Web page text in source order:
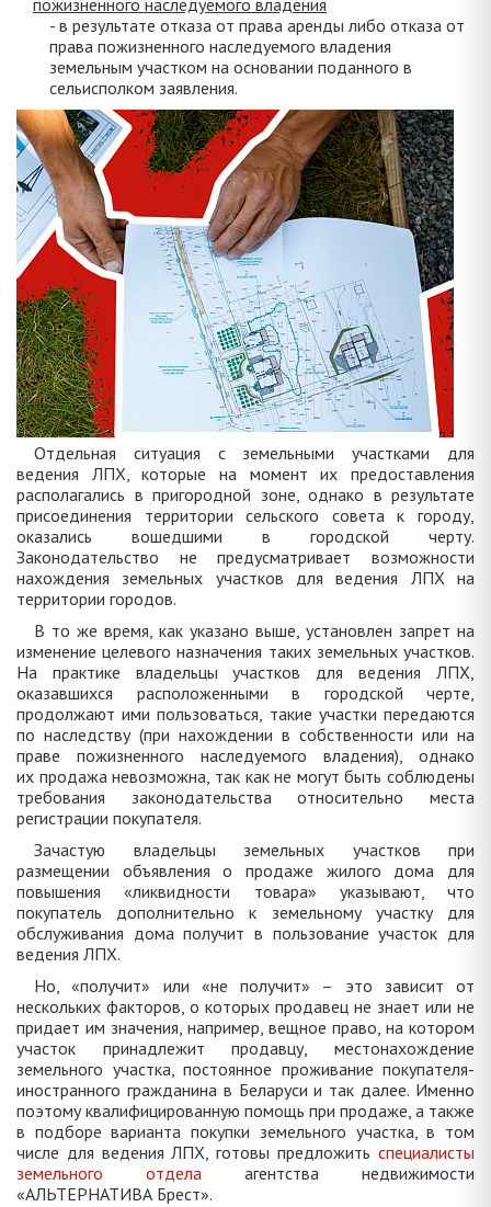
пожизненного наследуемого владения
- в результате отказа от права аренды либо отказа от
права пожизненного наследуемого владения
земельным участком на основании поданного в
сельисполком заявления.
Отдельная ситуация с земельными участками для
ведения ЛПХ, которые на момент их предоставления
располагались в пригородной зоне, однако в результате
присоединения территории сельского совета к городу,
оказались вошедшими в городской черту.
Законодательство не предусматривает возможности
нахождения земельных участков для ведения ЛПХ на
территории городов.
В то же время, как указано выше, установлен запрет на
изменение целевого назначения таких земельных участков.
На практике владельцы участков для ведения ЛПХ,
оказавшихся расположенными в городской черте,
продолжают ими пользоваться, такие участки передаются
по наследству (при нахождении в собственности или на
праве пожизненного наследуемого владения), однако
их продажа невозможна, так как не могут быть соблюдены
требования законодательства относительно места
регистрации покупателя.
Зачастую владельцы земельных участков при
размещении объявления о продаже жилого дома для
повышения «ликвидности товара» указывают, что
покупатель дополнительно к земельному участку для
обслуживания дома получит в пользование участок для
ведения ЛПХ.
Но, «получит» или «не получит» – это зависит от
нескольких факторов, о которых продавец не знает или не
придает им значения, например, вещное право, на котором
участок принадлежит продавцу, местонахождение
земельного участка, постоянное проживание покупателя-
иностранного гражданина в Беларуси и так далее. Именно
поэтому квалифицированную помощь при продаже, а также
в подборе варианта покупки земельного участка, в том
числе для ведения ЛПХ, готовы предложить специалисты
земельного отдела агентства недвижимости
«АЛЬТЕРНАТИВА Брест».